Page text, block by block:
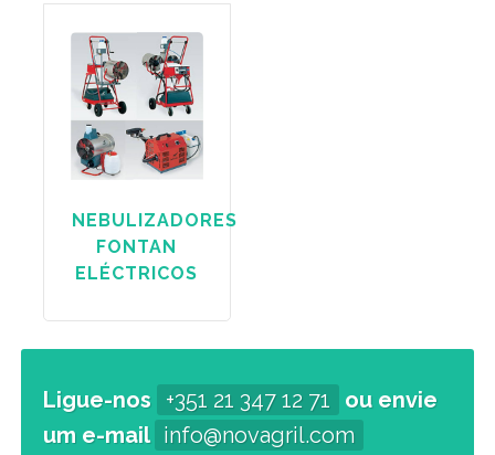
NEBULIZADORES
FONTAN
ELÉCTRICOS
Ligue-nos +351 21 347 12 71
ou envie
um e-mail info@novagril.com